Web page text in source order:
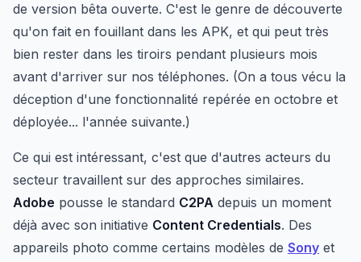
de version bêta ouverte. C'est le genre de découverte
qu'on fait en fouillant dans les APK, et qui peut très
bien rester dans les tiroirs pendant plusieurs mois
avant d'arriver sur nos téléphones. (On a tous vécu la
déception d'une fonctionnalité repérée en octobre et
déployée... l'année suivante.)
Ce qui est intéressant, c'est que d'autres acteurs du
secteur travaillent sur des approches similaires.
Adobe pousse le standard C2PA depuis un moment
déjà avec son initiative Content Credentials. Des
appareils photo comme certains modèles de Sony et